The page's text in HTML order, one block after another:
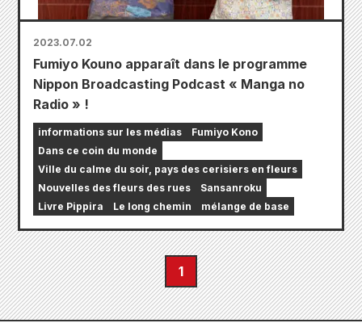
2023.07.02
Fumiyo Kouno apparaît dans le programme
Nippon Broadcasting Podcast « Manga no
Radio » !
informations sur les médias
Fumiyo Kono
Dans ce coin du monde
Ville du calme du soir, pays des cerisiers en fleurs
Nouvelles des fleurs des rues
Sansanroku
Livre Pippira
Le long chemin mélange de base
1